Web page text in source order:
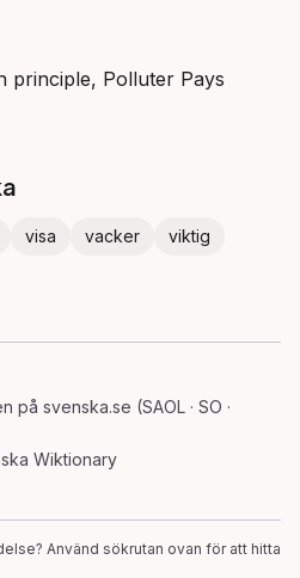
principle, Polluter Pays
visa vacker
viktig
på svenska.se (SAOL · SO ·
Wiktionary
Använd sökrutan ovan för att hitta